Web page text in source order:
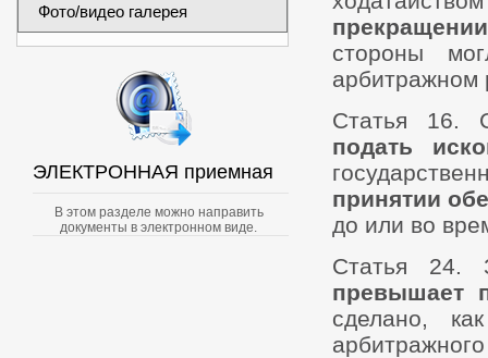
Фото/видео галерея
ЭЛЕКТРОННАЯ приемная
В этом разделе можно направить
документы в электронном виде.
стороны
арбитражном
Статья 16.
подать
принятии
до или во
Статья 24.
превышает
сделано,